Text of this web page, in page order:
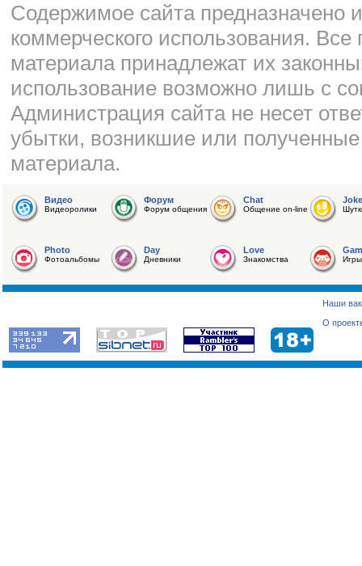
Cодержимое сайта предназначено
коммерческого использования.
материала принадлежат их
использование возможно лишь с
Администрация сайта не несет
убытки, возникшие или
материала.
Видео
Видеоролики
Форум
Форум общения
Chat
Общение on-line
Joke
Photo
Фотоальбомы
Day
Дневники
Love
Знакомства Игры
Наши
О